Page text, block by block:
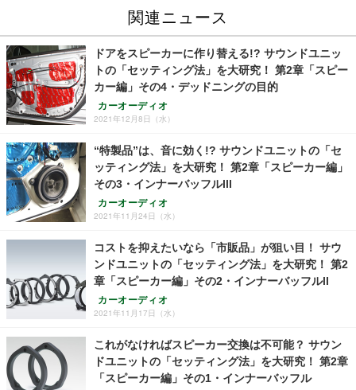
関連ニュース
ドアをスピーカーに作り替える!? サウンドユニッ
トの「セッティング法」を大研究！ 第2章「スピー
カー編」その4・デッドニングの目的
カーオーディオ
2021年12月8日（水）
“特製品”は、音に効く!? サウンドユニットの「セ
ッティング法」を大研究！ 第2章「スピーカー編」
その3・インナーバッフルlll
カーオーディオ
2021年11月24日（水）
コストを抑えたいなら「市販品」が狙い目！ サウ
ンドユニットの「セッティング法」を大研究！ 第2
章「スピーカー編」その2・インナーバッフルll
カーオーディオ
2021年11月17日（水）
これがなければスピーカー交換は不可能？ サウン
ドユニットの「セッティング法」を大研究！ 第2章
「スピーカー編」その1・インナーバッフル